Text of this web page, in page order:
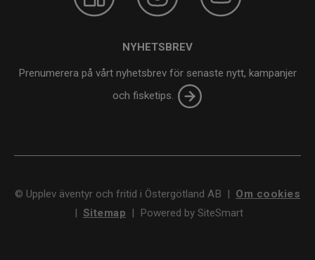
NYHETSBREV
Prenumerera på vårt nyhetsbrev för senaste nytt, kampanjer
och fisketips.
© Upplev äventyr och fritid i Östergötland AB | Om cookies
| Sitemap | Powered by SiteSmart